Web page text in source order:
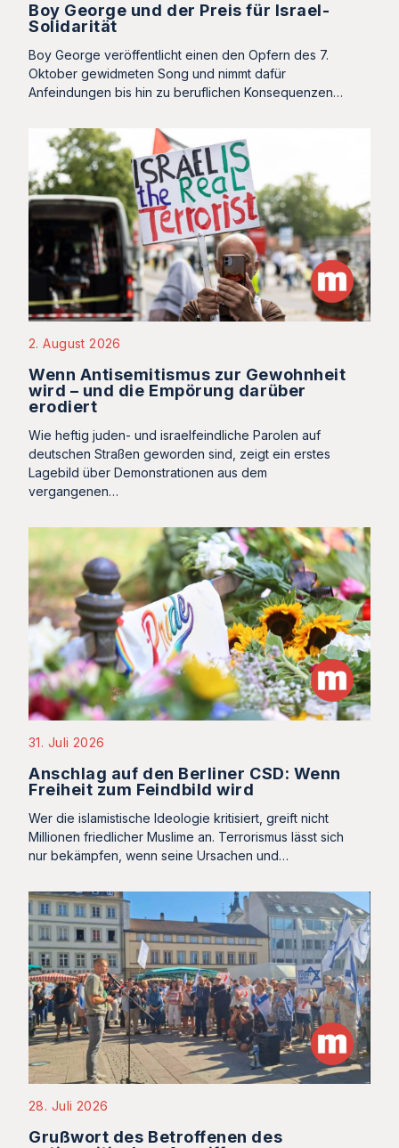
Boy George und der Preis für Israel-
Solidarität
Boy George veröffentlicht einen den Opfern des 7.
Oktober gewidmeten Song und nimmt dafür
Anfeindungen bis hin zu beruflichen Konsequenzen…
2. August 2026
Wenn Antisemitismus zur Gewohnheit
wird – und die Empörung darüber
erodiert
Wie heftig juden- und israelfeindliche Parolen auf
deutschen Straßen geworden sind, zeigt ein erstes
Lagebild über Demonstrationen aus dem
vergangenen…
31. Juli 2026
Anschlag auf den Berliner CSD: Wenn
Freiheit zum Feindbild wird
Wer die islamistische Ideologie kritisiert, greift nicht
Millionen friedlicher Muslime an. Terrorismus lässt sich
nur bekämpfen, wenn seine Ursachen und…
28. Juli 2026
Grußwort des Betroffenen des